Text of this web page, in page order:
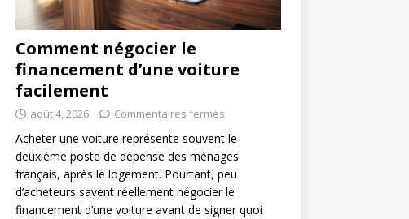
Comment négocier le
financement d’une voiture
facilement
août 4, 2026 Commentaires fermés
Acheter une voiture représente souvent le
deuxième poste de dépense des ménages
français, après le logement. Pourtant, peu
d’acheteurs savent réellement négocier le
financement d’une voiture avant de signer quoi